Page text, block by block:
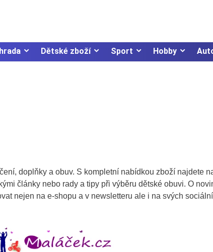
Dětské zboží Sport Hobby
doplňky a obuv. S kompletní nabídkou zboží najdete
články nebo rady a tipy při výběru dětské obuvi. O
nejen na e-shopu a v newsletteru ale i na svých